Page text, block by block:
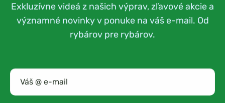
Exkluzívne videá z našich výprav, zľavové akcie a
významné novinky v ponuke na váš e-mail. Od
rybárov pre rybárov.